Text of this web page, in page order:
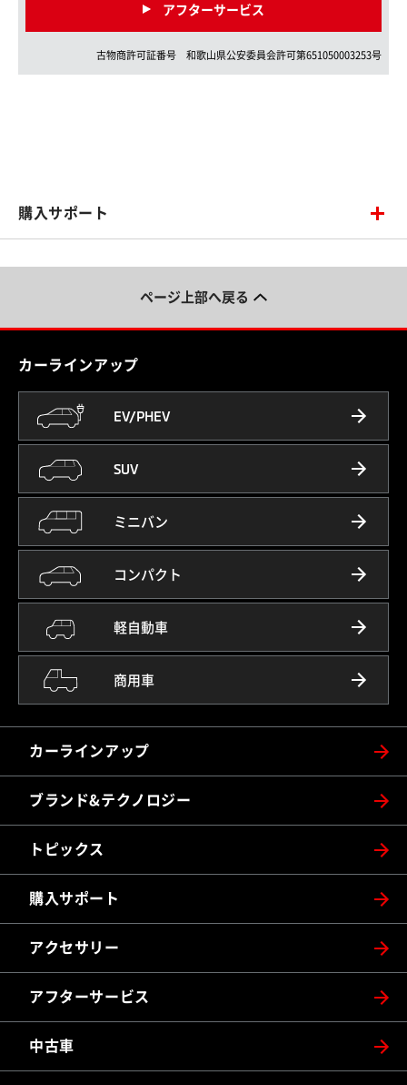
アフターサービス
古物商許可証番号 和歌山県公安委員会許可第651050003253号
購入サポート
ページ上部へ戻る
カーラインアップ
カーラインアップ
EV/PHEV
SUV
ミニバン
コンパクト
軽自動車
商用車
ブランド&テクノロジー
トピックス
購入サポート
アクセサリー
アフターサービス
中古車